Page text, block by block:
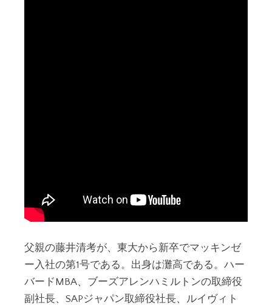
父親の藤井清考が、東大から新卒でマッキンゼ
ー入社の第1号である。出身は灘高である。ハー
バードMBA、ブーズアレンハミルトンの取締役
副社長、SAPジャパン取締役社長、ルイヴィト